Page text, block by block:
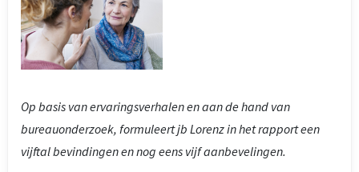
Op basis van ervaringsverhalen en aan de hand van
bureauonderzoek, formuleert jb Lorenz in het rapport een
vijftal bevindingen en nog eens vijf aanbevelingen.